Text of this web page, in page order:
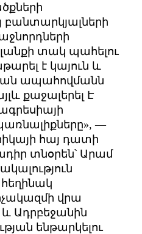
բանտարկյալների
տակ պահելու
է կայուն և
ապահովմանն
քաջալերել Է
—
հայ դատի
տնօրեն՝ Արամ
վրա
և Ադրբեջանին
ենթարկելու